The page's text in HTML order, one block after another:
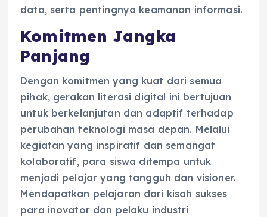
data, serta pentingnya keamanan informasi.
Komitmen Jangka
Panjang
Dengan komitmen yang kuat dari semua
pihak, gerakan literasi digital ini bertujuan
untuk berkelanjutan dan adaptif terhadap
perubahan teknologi masa depan. Melalui
kegiatan yang inspiratif dan semangat
kolaboratif, para siswa ditempa untuk
menjadi pelajar yang tangguh dan visioner.
Mendapatkan pelajaran dari kisah sukses
para inovator dan pelaku industri